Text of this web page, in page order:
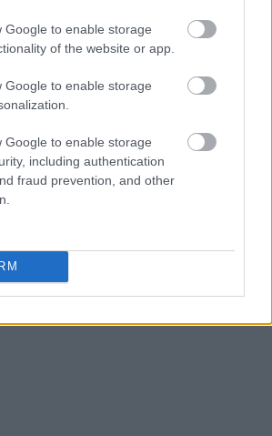
Google to enable storage
of the website or app.
Google to enable storage
Google to enable storage
including authentication
fraud prevention, and other